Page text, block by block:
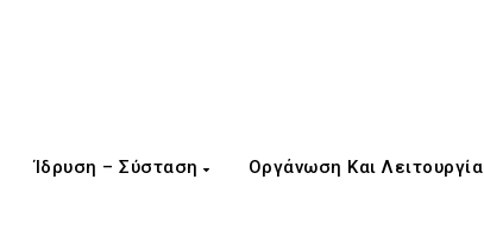
Ίδρυση – Σύσταση Οργάνωση Και Λειτουργία